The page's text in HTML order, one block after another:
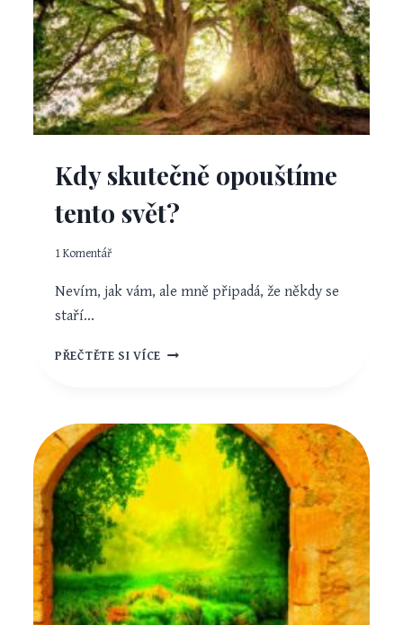
Kdy skutečně opouštíme
tento svět?
1 Komentář
Nevím, jak vám, ale mně připadá, že někdy se
staří…
PŘEČTĚTE SI VÍCE KDY
SVĚT?